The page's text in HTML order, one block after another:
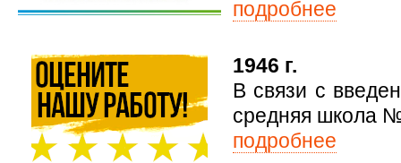
подробнее
1946 г.
В связи с
средняя школа
подробнее